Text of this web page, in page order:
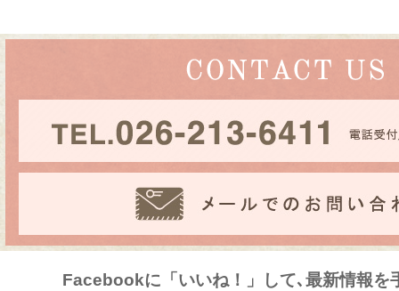
Facebookに「いいね！」して､最新情報を